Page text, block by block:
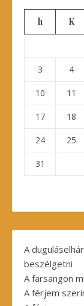
h K
3 4
10 11
17 18
24 25
31
A
beszélgetni
A farsangon
A férjem